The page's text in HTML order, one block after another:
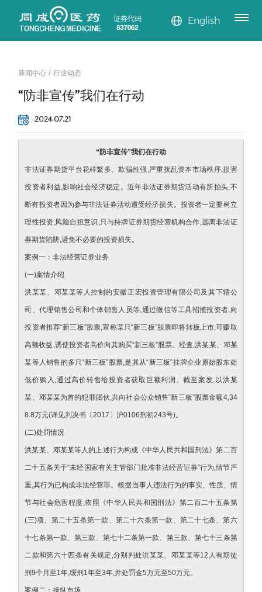
English
我们
精细化工产品研
究与开发。
发展历程
中心
地丰富的溴素、
系列为核心的精
细化工产品体系
溴代烷烃
氯甲苯系列
中心
第一时间了解山
东同成科技股份
讯！
企业
誉和发明专利证
书
新闻中心 /行业动态
“防非宣传”我们在行动
2024.07.21
“防非宣传”我们在行动
非法证券期货平台花样繁多、欺骗性强,严重扰乱资本市场秩序,损害
投资者利益,影响社会经济稳定。近年非法证券期货活动有所抬头,不
断有投资者因为参与非法证券活动遭受经济损失。投资者一定要树立
理性投资,风险自担意识,只与持牌证券期货经营机构合作,远离非法证
券期货陷阱,避免不必要的投资损失。
案例一：非法经营证券业务
(一)案情介绍
洪某某、邓某某等人控制的安徽正宏投资管理有限公司及其下辖公
司、代理销售公司和个体销售人员等,通过微信等工具招揽投资者,向
投资者推荐“新三板”股票,宣称某只“新三板”股票即将转板上市,可赚取
高额收益,诱使投资者高价向其购买“新三板”股票。经查,洪某某、邓某
某等人销售的多只“新三板”股票,是其从“新三板”挂牌企业原始股东处
低价购入,通过高价转售给投资者获取巨额利润。截至案发,以洪某
某、邓某某为首的犯罪团伙,共向社会公众销售“新三板”股票金额4,34
8.8万元(详见判决书〔2017〕沪0106刑初243号)。
(二)处罚情况
洪某某、邓某某等人的上述行为构成《中华人民共和国刑法》第二百
二十五条关于“未经国家有关主管部门批准非法经营证券”行为,情节严
重,其行为已构成非法经营罪。根据当事人违法行为的事实、性质、情
节与社会危害程度,依照《中华人民共和国刑法》第二百二十五条第
(三)项、第二十五条第一款、第二十六条第一款、第二十七条、第六
十七条第一款、第三款、第七十二条第一款、第三款、第七十三条第
二款和第六十四条有关规定,分别判处洪某某、邓某某等12人有期徒
刑9个月至1年,缓刑1年至3年,并处罚金5万元至50万元。
案例二：操纵市场